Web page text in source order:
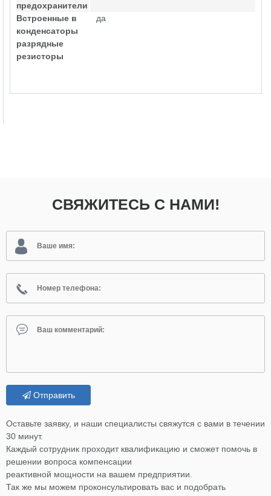
предохранители
Встроенные в
конденсаторы
разрядные
резисторы
да
СВЯЖИТЕСЬ С НАМИ!
Отправить
Оставьте заявку, и наши специалисты свяжутся с вами в течении
30 минут.
Каждый сотрудник проходит квалификацию и сможет помочь в
решении вопроса компенсации
реактивной мощности на вашем предприятии.
Так же мы можем проконсультировать вас и подобрать